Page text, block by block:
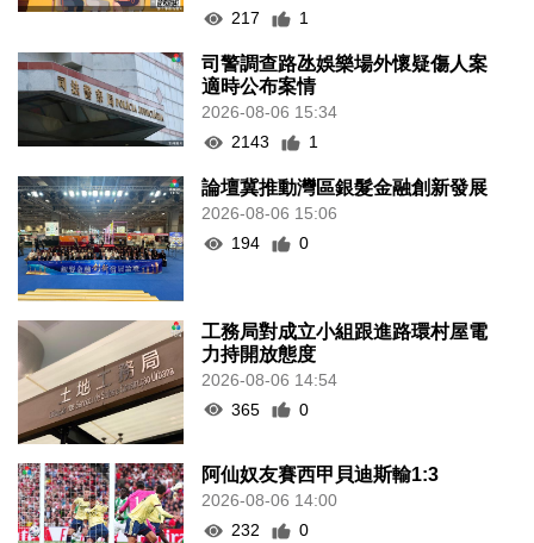
217
1
司警調查路氹娛樂場外懷疑傷人案
適時公布案情
2026-08-06 15:34
2143
1
論壇冀推動灣區銀髮金融創新發展
2026-08-06 15:06
194
0
工務局對成立小組跟進路環村屋電
力持開放態度
2026-08-06 14:54
365
0
阿仙奴友賽西甲貝迪斯輸1:3
2026-08-06 14:00
232
0